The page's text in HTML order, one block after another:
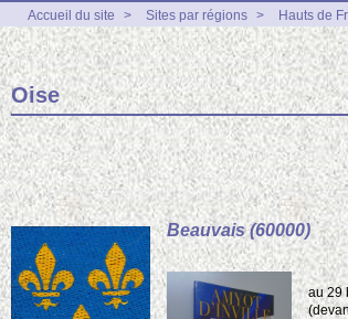
Accueil du site > Sites par régions > Hauts de
Oise
Beauvais (60000)
au 29